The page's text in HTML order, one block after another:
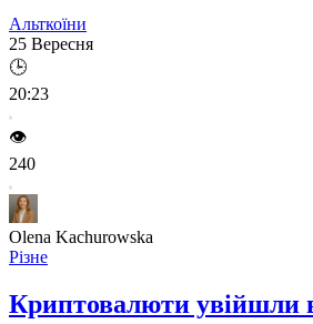
Альткоїни
25 Вересня
🕒
20:23
👁️
240
Olena Kachurowska
Різне
Криптовалюти увійшли